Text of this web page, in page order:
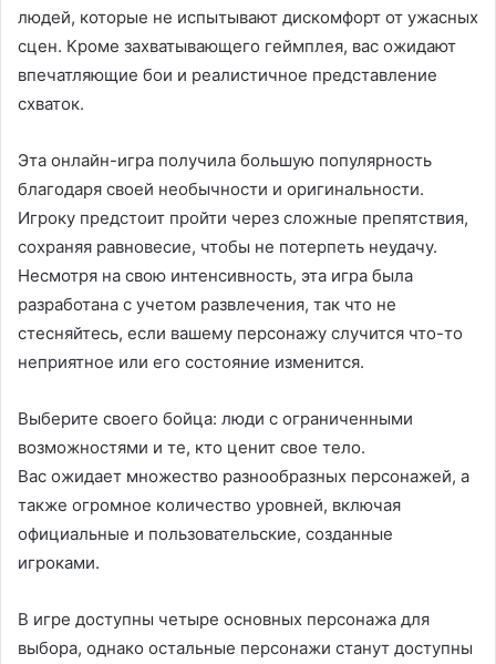
людей, которые не испытывают дискомфорт от ужасных
сцен. Кроме захватывающего геймплея, вас ожидают
впечатляющие бои и реалистичное представление
схваток.
Эта онлайн-игра получила большую популярность
благодаря своей необычности и оригинальности.
Игроку предстоит пройти через сложные препятствия,
сохраняя равновесие, чтобы не потерпеть неудачу.
Несмотря на свою интенсивность, эта игра была
разработана с учетом развлечения, так что не
стесняйтесь, если вашему персонажу случится что-то
неприятное или его состояние изменится.
Выберите своего бойца: люди с ограниченными
возможностями и те, кто ценит свое тело.
Вас ожидает множество разнообразных персонажей, а
также огромное количество уровней, включая
официальные и пользовательские, созданные
игроками.
В игре доступны четыре основных персонажа для
выбора, однако остальные персонажи станут доступны